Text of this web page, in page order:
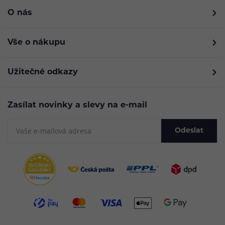
O nás
Vše o nákupu
Užitečné odkazy
Zasílat novinky a slevy na e-mail
Odeslat